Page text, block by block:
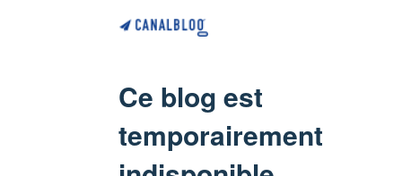
Ce blog est
temporairement